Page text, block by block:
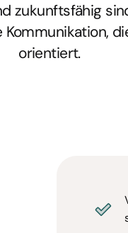
zukunftsfähig
orientiert.